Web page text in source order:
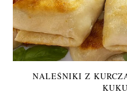
NALEŚNIKI Z